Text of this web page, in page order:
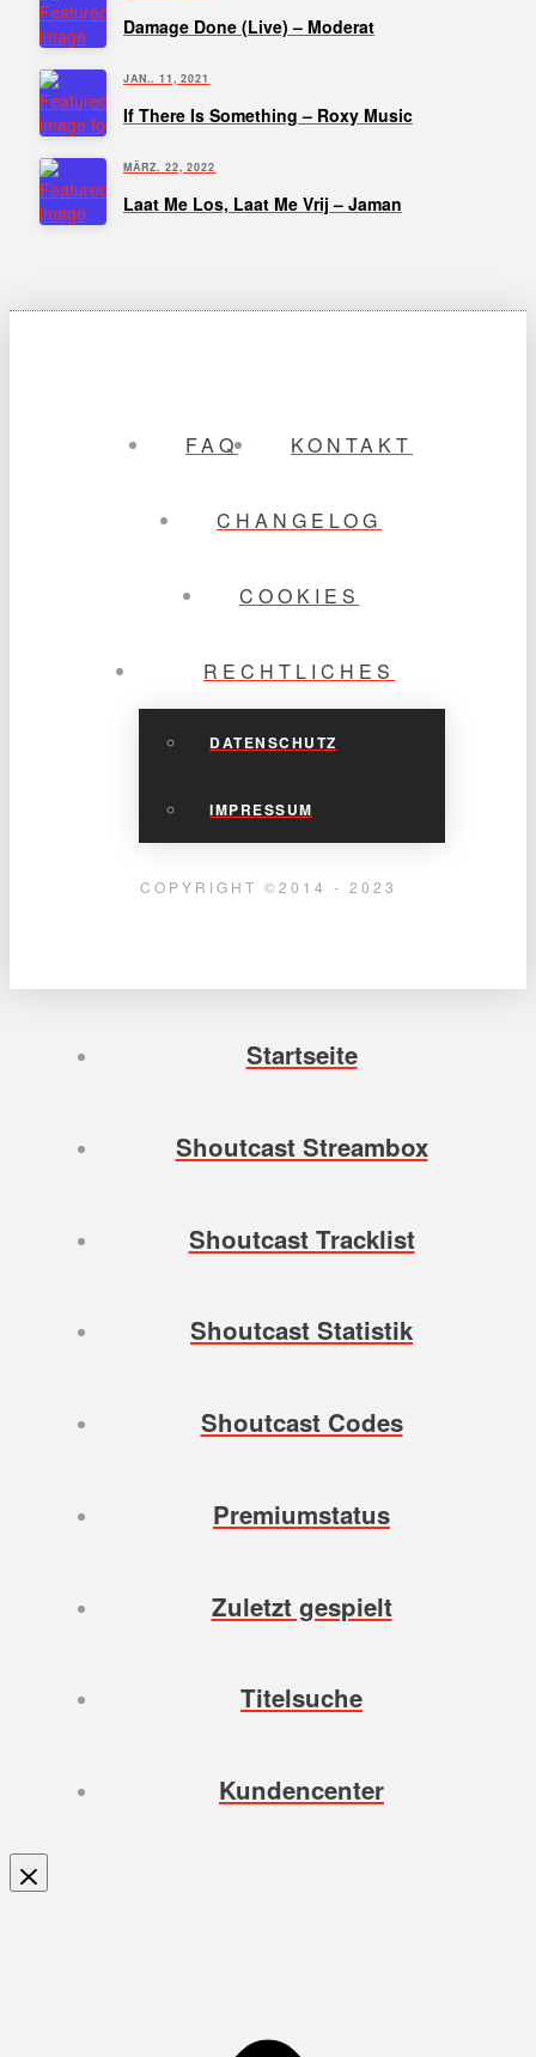
Damage Done (Live) – Moderat
JAN.. 11, 2021
If There Is Something – Roxy Music
MÄRZ. 22, 2022
Laat Me Los, Laat Me Vrij – Jaman
FAQ KONTAKT
CHANGELOG
COOKIES
RECHTLICHES
DATENSCHUTZ
IMPRESSUM
COPYRIGHT ©2014 - 2023
Startseite
Shoutcast Streambox
Shoutcast Tracklist
Shoutcast Statistik
Shoutcast Codes
Premiumstatus
Zuletzt gespielt
Titelsuche
Kundencenter